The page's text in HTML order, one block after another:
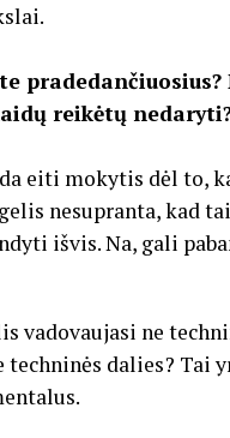
reikėtų
eiti mokytis dėl to,
nesupranta, kad
išvis. Na, gali
vadovaujasi ne
techninės dalies? Tai